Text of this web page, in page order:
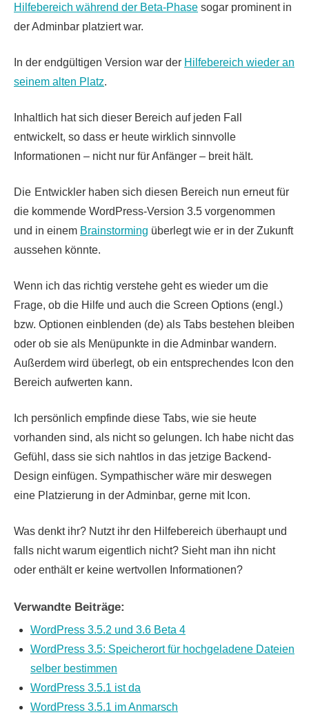
Hilfebereich während der Beta-Phase sogar prominent in
der Adminbar platziert war.
In der endgültigen Version war der Hilfebereich wieder an
seinem alten Platz.
Inhaltlich hat sich dieser Bereich auf jeden Fall
entwickelt, so dass er heute wirklich sinnvolle
Informationen – nicht nur für Anfänger – breit hält.
Die Entwickler haben sich diesen Bereich nun erneut für
die kommende WordPress-Version 3.5 vorgenommen
und in einem Brainstorming überlegt wie er in der Zukunft
aussehen könnte.
Wenn ich das richtig verstehe geht es wieder um die
Frage, ob die Hilfe und auch die Screen Options (engl.)
bzw. Optionen einblenden (de) als Tabs bestehen bleiben
oder ob sie als Menüpunkte in die Adminbar wandern.
Außerdem wird überlegt, ob ein entsprechendes Icon den
Bereich aufwerten kann.
Ich persönlich empfinde diese Tabs, wie sie heute
vorhanden sind, als nicht so gelungen. Ich habe nicht das
Gefühl, dass sie sich nahtlos in das jetzige Backend-
Design einfügen. Sympathischer wäre mir deswegen
eine Platzierung in der Adminbar, gerne mit Icon.
Was denkt ihr? Nutzt ihr den Hilfebereich überhaupt und
falls nicht warum eigentlich nicht? Sieht man ihn nicht
oder enthält er keine wertvollen Informationen?
Verwandte Beiträge:
WordPress 3.5.2 und 3.6 Beta 4
WordPress 3.5: Speicherort für hochgeladene Dateien
selber bestimmen
WordPress 3.5.1 ist da
WordPress 3.5.1 im Anmarsch